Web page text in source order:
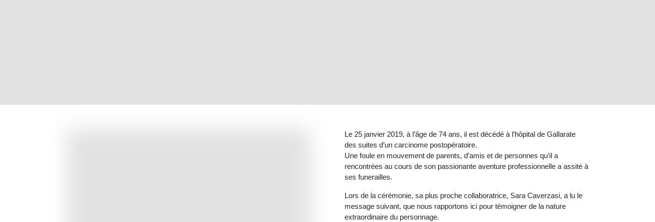
Le 25 janvier 2019, à l’âge de 74 ans, il est décédé à l’hôpital de Gallarate
des suites d’un carcinome postopératoire.
Une foule en mouvement de parents, d’amis et de personnes qu’il a
rencontrées au cours de son passionante aventure professionnelle a assité à
ses funerailles.
Lors de la cérémonie, sa plus proche collaboratrice, Sara Caverzasi, a lu le
message suivant, que nous rapportons ici pour témoigner de la nature
extraordinaire du personnage.